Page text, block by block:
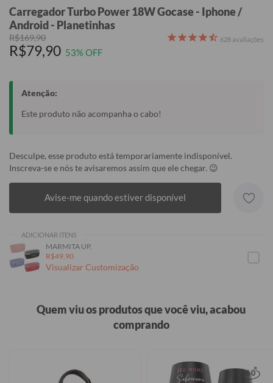
Carregador Turbo Power 18W Gocase - Iphone /
Android - Planetinhas
R$169,90
R$79,90 53% OFF
628 avaliações
Atenção:
Este produto não acompanha o cabo!
Desculpe, esse produto está temporariamente indisponível.
Inscreva-se e nós te avisaremos assim que ele chegar. 😉
Avise-me quando estiver disponível
ADICIONAR ITENS
MARMITA UP.
R$49,90
Visualizar Customização
Quem viu os produtos que você viu, acabou
comprando